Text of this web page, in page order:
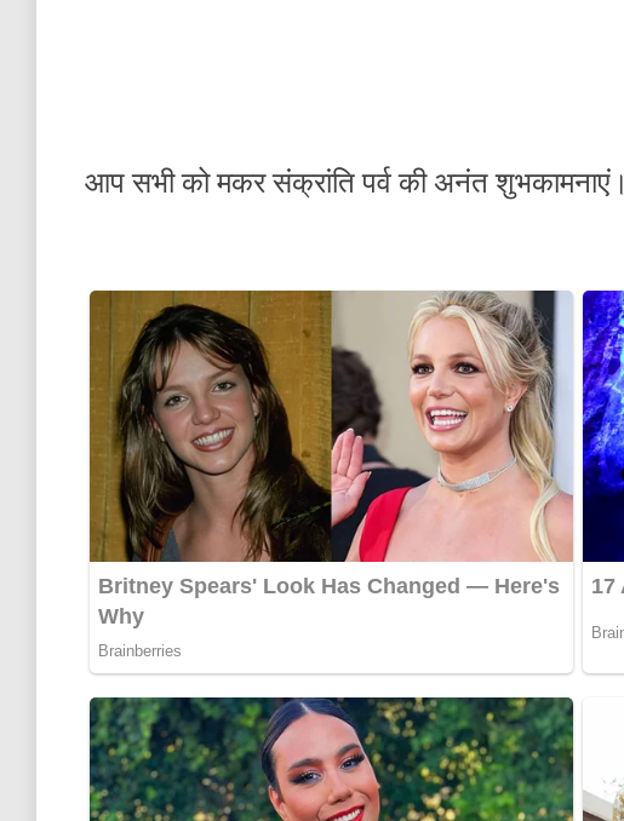
आप सभी को मकर संक्रांति पर्व की अनंत शुभकामनाएं।